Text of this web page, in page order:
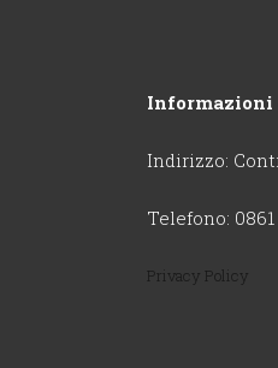
Indirizzo:
Telefono:
Privacy Policy